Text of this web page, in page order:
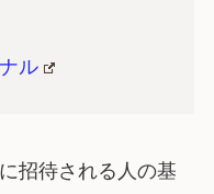
ル
招待される人の基